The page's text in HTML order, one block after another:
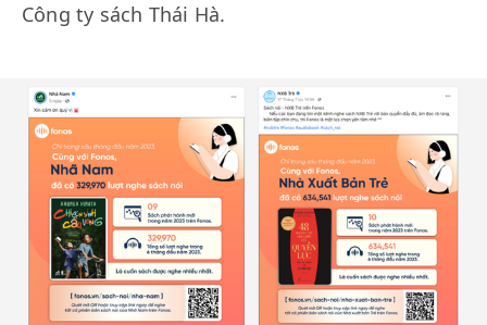
Công ty sách Thái Hà.